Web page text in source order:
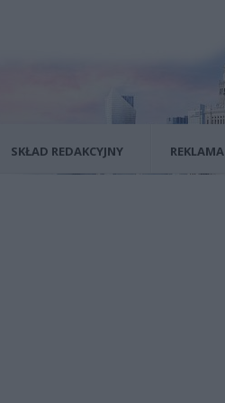
SKŁAD REDAKCYJNY REKLAMA